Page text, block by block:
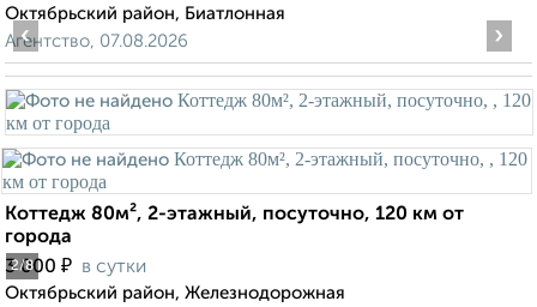
Октябрьский район, Биатлонная
Агентство, 07.08.2026
2/8
‹ ›
Коттедж 80м², 2-этажный, посуточно, 120 км от
города
3 000 ₽ в сутки
Октябрьский район, Железнодорожная